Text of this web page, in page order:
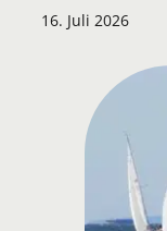
16. Juli 2026